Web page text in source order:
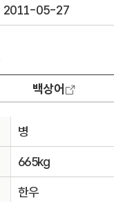
2011-05-27
백상어
병
665kg
한우